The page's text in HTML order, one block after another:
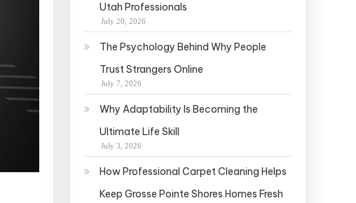
Utah Professionals
July 20, 2026
The Psychology Behind Why People
Trust Strangers Online
July 7, 2026
Why Adaptability Is Becoming the
Ultimate Life Skill
July 3, 2026
How Professional Carpet Cleaning Helps
Keep Grosse Pointe Shores Homes Fresh